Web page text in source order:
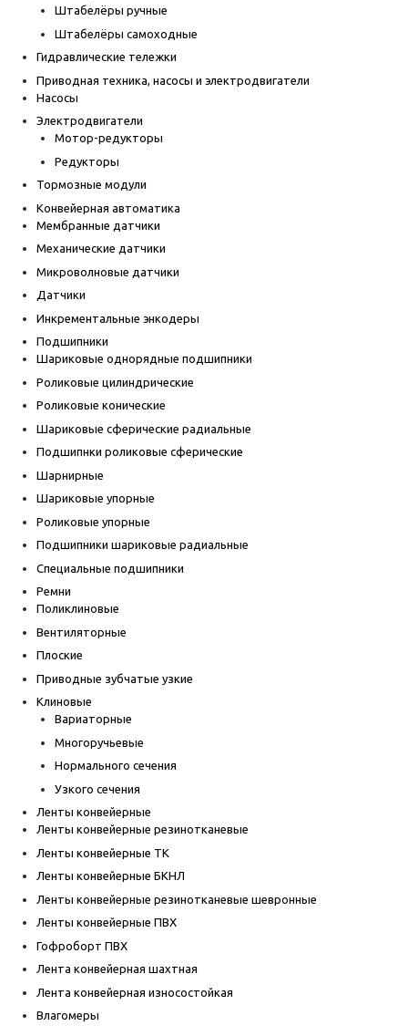
Штабелёры ручные
Штабелёры самоходные
Гидравлические тележки
Приводная техника, насосы и электродвигатели
Насосы
Электродвигатели
Мотор-редукторы
Редукторы
Тормозные модули
Конвейерная автоматика
Мембранные датчики
Механические датчики
Микроволновые датчики
Датчики
Инкрементальные энкодеры
Подшипники
Шариковые однорядные подшипники
Роликовые цилиндрические
Роликовые конические
Шариковые сферические радиальные
Подшипнки роликовые сферические
Шарнирные
Шариковые упорные
Роликовые упорные
Подшипники шариковые радиальные
Специальные подшипники
Ремни
Поликлиновые
Вентиляторные
Плоские
Приводные зубчатые узкие
Клиновые
Вариаторные
Многоручьевые
Нормального сечения
Узкого сечения
Ленты конвейерные
Ленты конвейерные резинотканевые
Ленты конвейерные ТК
Ленты конвейерные БКНЛ
Ленты конвейерные резинотканевые шевронные
Ленты конвейерные ПВХ
Гофроборт ПВХ
Лента конвейерная шахтная
Лента конвейерная износостойкая
Влагомеры